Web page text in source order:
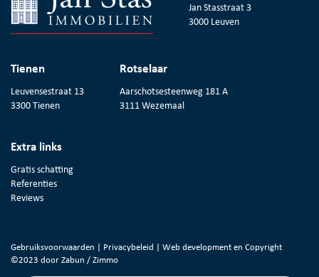
Jan Stasstraat 3
3000 Leuven
Tienen
Leuvensestraat 13
3300 Tienen
Rotselaar
Aarschotsesteenweg 181 A
3111 Wezemaal
Extra links
Gratis schatting
Referenties
Reviews
Gebruiksvoorwaarden | Privacybeleid | Web development en Copyright
©2023 doorZabun /Zimmo